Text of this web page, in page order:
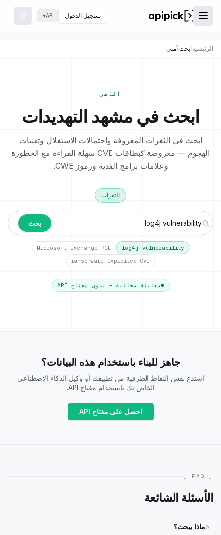
apipick تسجيل الدخول AR
▾
فتح القائمة
الرئيسية/بحث أمني
الأمن
ابحث في مشهد التهديدات
ابحث في الثغرات المعروفة واحتمالات الاستغلال وتقنيات
الهجوم — معروضة كبطاقات CVE سهلة القراءة مع الخطورة
وعلامات برامج الفدية ورموز CWE.
الثغرات
بحث
log4j vulnerability
Microsoft Exchange RCE
ransomware exploited CVE
●معاينة مجانية — بدون مفتاح API
جاهز للبناء باستخدام هذه البيانات؟
استدعِ نفس النقاط الطرفية من تطبيقك أو وكيل الذكاء الاصطناعي
الخاص بك باستخدام مفتاح API.
احصل على مفتاح API
[ FAQ ]
الأسئلة الشائعة
01ماذا يبحث؟